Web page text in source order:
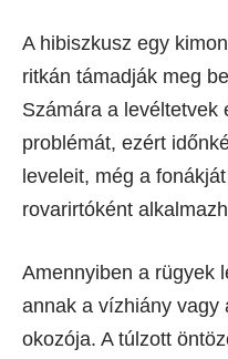
A hibiszkusz egy
ritkán támadják meg
Számára a levéltetvek
problémát, ezért
leveleit, még a
rovarirtóként
Amennyiben a rügyek
annak a vízhiány vagy
okozója. A túlzott